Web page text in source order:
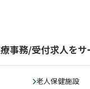
事務/受付求人を
老人保健施設